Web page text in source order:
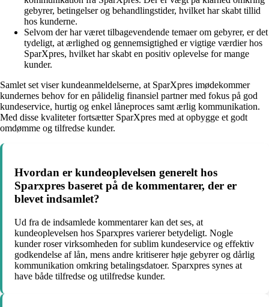
gebyrer, betingelser og behandlingstider, hvilket har skabt tillid
hos kunderne.
Selvom der har været tilbagevendende temaer om gebyrer, er det
tydeligt, at ærlighed og gennemsigtighed er vigtige værdier hos
SparXpres, hvilket har skabt en positiv oplevelse for mange
kunder.
Samlet set viser kundeanmeldelserne, at SparXpres imødekommer
kundernes behov for en pålidelig finansiel partner med fokus på god
kundeservice, hurtig og enkel låneproces samt ærlig kommunikation.
Med disse kvaliteter fortsætter SparXpres med at opbygge et godt
omdømme og tilfredse kunder.
Hvordan er kundeoplevelsen generelt hos
Sparxpres baseret på de kommentarer, der er
blevet indsamlet?
Ud fra de indsamlede kommentarer kan det ses, at
kundeoplevelsen hos Sparxpres varierer betydeligt. Nogle
kunder roser virksomheden for sublim kundeservice og effektiv
godkendelse af lån, mens andre kritiserer høje gebyrer og dårlig
kommunikation omkring betalingsdatoer. Sparxpres synes at
have både tilfredse og utilfredse kunder.